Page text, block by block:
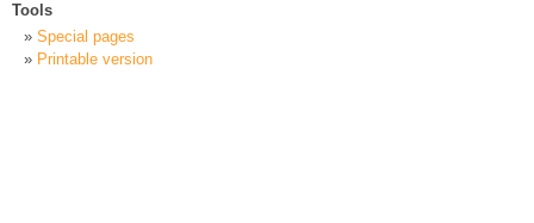
Tools
Special pages
Printable version